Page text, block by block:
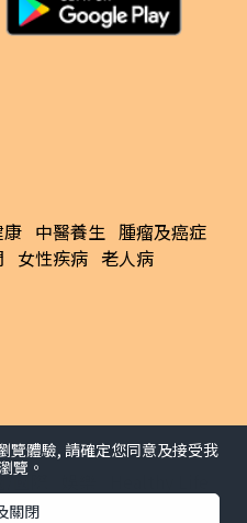
康 中醫養生 腫瘤及癌症
女性疾病 老人病
國際
/人物
覽體驗, 請確定您同意及接受我
覽。
關閉